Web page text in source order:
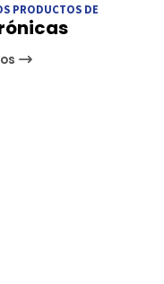
PRODUCTOS DE